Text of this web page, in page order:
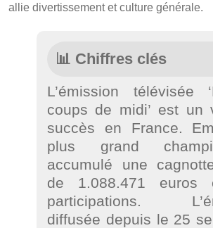
allie divertissement et culture générale.
📊 Chiffres clés
L’émission télévisée
coups de midi’ est un
succès en France.
plus grand
accumulé une
de 1.088.471 euros
participations.
diffusée depuis le 25